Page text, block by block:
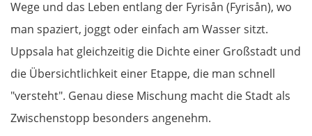
Wege und das Leben entlang der Fyrisån (Fyrisån), wo
man spaziert, joggt oder einfach am Wasser sitzt.
Uppsala hat gleichzeitig die Dichte einer Großstadt und
die Übersichtlichkeit einer Etappe, die man schnell
"versteht". Genau diese Mischung macht die Stadt als
Zwischenstopp besonders angenehm.